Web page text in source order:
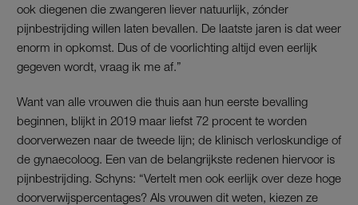
ook diegenen die zwangeren liever natuurlijk, zónder
pijnbestrijding willen laten bevallen. De laatste jaren is dat weer
enorm in opkomst. Dus of de voorlichting altijd even eerlijk
gegeven wordt, vraag ik me af.”
Want van alle vrouwen die thuis aan hun eerste bevalling
beginnen, blijkt in 2019 maar liefst 72 procent te worden
doorverwezen naar de tweede lijn; de klinisch verloskundige of
de gynaecoloog. Een van de belangrijkste redenen hiervoor is
pijnbestrijding. Schyns: “Vertelt men ook eerlijk over deze hoge
doorverwijspercentages? Als vrouwen dit weten, kiezen ze